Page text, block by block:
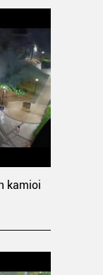
kamioi